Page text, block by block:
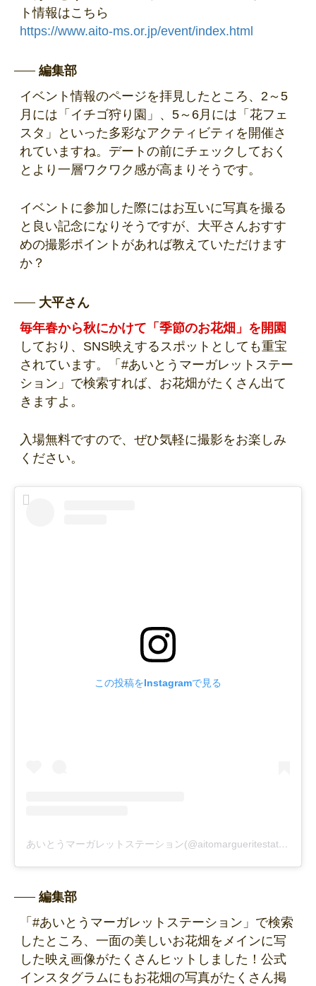
ト情報はこちら
https://www.aito-ms.or.jp/event/index.html
編集部
イベント情報のページを拝見したところ、2～5
月には「イチゴ狩り園」、5～6月には「花フェ
スタ」といった多彩なアクティビティを開催さ
れていますね。デートの前にチェックしておく
とより一層ワクワク感が高まりそうです。
イベントに参加した際にはお互いに写真を撮る
と良い記念になりそうですが、大平さんおすす
めの撮影ポイントがあれば教えていただけます
か？
大平さん
毎年春から秋にかけて「季節のお花畑」を開園
しており、SNS映えするスポットとしても重宝
されています。「#あいとうマーガレットステー
ション」で検索すれば、お花畑がたくさん出て
きますよ。
入場無料ですので、ぜひ気軽に撮影をお楽しみ
ください。
この投稿をInstagramで見る
あいとうマーガレットステーション(@aitomargueritestation)がシェアした投稿
編集部
「#あいとうマーガレットステーション」で検索
したところ、一面の美しいお花畑をメインに写
した映え画像がたくさんヒットしました！公式
インスタグラムにもお花畑の写真がたくさん掲